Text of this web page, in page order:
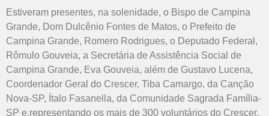
Estiveram presentes, na solenidade, o Bispo de Campina
Grande, Dom Dulcênio Fontes de Matos, o Prefeito de
Campina Grande, Romero Rodrigues, o Deputado Federal,
Rômulo Gouveia, a Secretária de Assistência Social de
Campina Grande, Eva Gouveia, além de Gustavo Lucena,
Coordenador Geral do Crescer, Tiba Camargo, da Canção
Nova-SP, Ítalo Fasanella, da Comunidade Sagrada Família-
SP e,representando os mais de 300 voluntários do Crescer,